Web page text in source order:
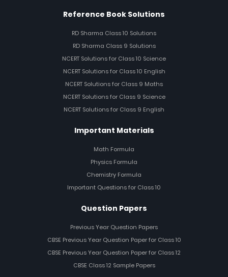
Reference Book Solutions
RD Sharma Class 10 Solutions
RD Sharma Class 9 Solutions
NCERT Solutions for Class 10 Science
NCERT Solutions for Class 10 English
NCERT Solutions for Class 9 Maths
NCERT Solutions for Class 9 Science
NCERT Solutions for Class 9 English
Important Materials
Math Formula
Physics Formula
Chemistry Formula
Important Questions for Class 10
Question Papers
Previous Year Question Papers
CBSE Previous Year Question Paper for Class 10
CBSE Previous Year Question Paper for Class 12
CBSE Class 12 Sample Papers